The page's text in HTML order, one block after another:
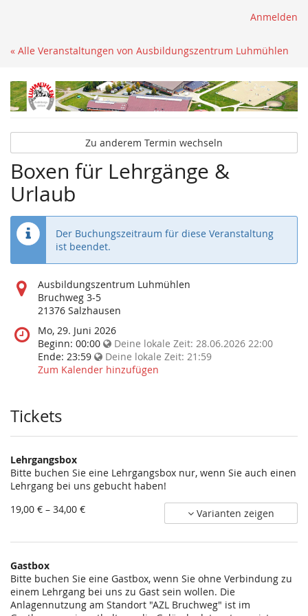
Anmelden
« Alle Veranstaltungen von Ausbildungszentrum Luhmühlen
Zu anderem Termin wechseln
Boxen für Lehrgänge &
Urlaub
Der Buchungszeitraum für diese Veranstaltung
ist beendet.
Wo
findet
diese
statt?
Ausbildungszentrum Luhmühlen
Bruchweg 3-5
21376 Salzhausen
Wann
findet
diese
Veranstaltung
Mo, 29. Juni 2026
Beginn: 00:00 Deine lokale Zeit: 28.06.2026 22:00
Ende: 23:59 Deine lokale Zeit: 21:59
Zum Kalender hinzufügen
Tickets
Lehrgangsbox
Bitte buchen Sie eine Lehrgangsbox nur, wenn Sie auch einen
Lehrgang bei uns gebucht haben!
von
19,00 € – 34,00 € Varianten zeigen
Gastbox
Bitte buchen Sie eine Gastbox, wenn Sie ohne Verbindung zu
einem Lehrgang bei uns zu Gast sein wollen. Die
Anlagennutzung am Standort "AZL Bruchweg" ist im